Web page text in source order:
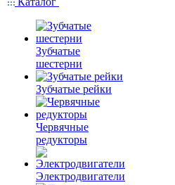
Зубчатые
шестерни
Зубчатые рейки
Червячные
редукторы
Электродвигатели